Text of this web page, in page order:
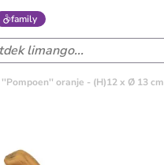
family
oranje - (H)12 x Ø 13 cm